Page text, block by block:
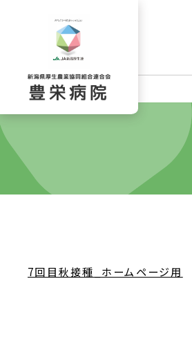
7回目秋接種_ホームページ用